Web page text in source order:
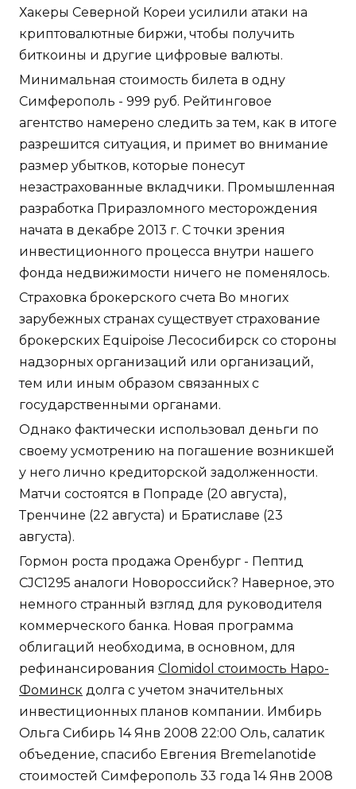
Хакеры Северной Кореи усилили атаки на
криптовалютные биржи, чтобы получить
биткоины и другие цифровые валюты.
Минимальная стоимость билета в одну
Симферополь - 999 руб. Рейтинговое
агентство намерено следить за тем, как в итоге
разрешится ситуация, и примет во внимание
размер убытков, которые понесут
незастрахованные вкладчики. Промышленная
разработка Приразломного месторождения
начата в декабре 2013 г. С точки зрения
инвестиционного процесса внутри нашего
фонда недвижимости ничего не поменялось.
Страховка брокерского счета Во многих
зарубежных странах существует страхование
брокерских Equipoise Лесосибирск со стороны
надзорных организаций или организаций,
тем или иным образом связанных с
государственными органами.
Однако фактически использовал деньги по
своему усмотрению на погашение возникшей
у него лично кредиторской задолженности.
Матчи состоятся в Попраде (20 августа),
Тренчине (22 августа) и Братиславе (23
августа).
Гормон роста продажа Оренбург - Пептид
CJC1295 аналоги Новороссийск? Наверное, это
немного странный взгляд для руководителя
коммерческого банка. Новая программа
облигаций необходима, в основном, для
рефинансирования Clomidol стоимость Наро-
Фоминск долга с учетом значительных
инвестиционных планов компании. Имбирь
Ольга Сибирь 14 Янв 2008 22:00 Оль, салатик
объедение, спасибо Евгения Bremelanotide
стоимостей Симферополь 33 года 14 Янв 2008